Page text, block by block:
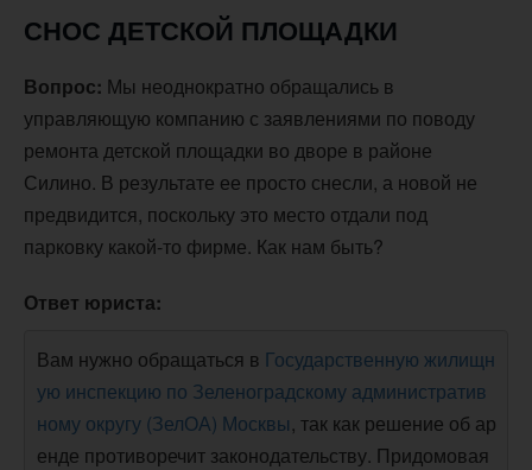
СНОС ДЕТСКОЙ ПЛОЩАДКИ
Вопрос: Мы неоднократно обращались в
управляющую компанию с заявлениями по поводу
ремонта детской площадки во дворе в районе
Силино. В результате ее просто снесли, а новой не
предвидится, поскольку это место отдали под
парковку какой-то фирме. Как нам быть?
Ответ юриста:
Вам нужно обращаться в Государственную жилищн
ую инспекцию по Зеленоградскому административ
ному округу (ЗелОА) Москвы, так как решение об ар
енде противоречит законодательству. Придомовая